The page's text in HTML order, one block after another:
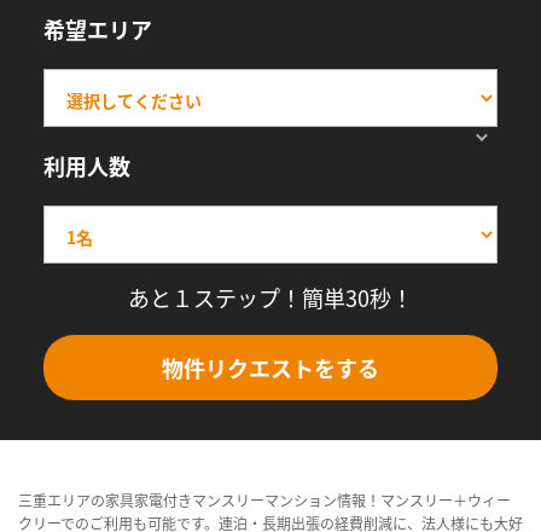
希望エリア
利用人数
あと１ステップ！簡単30秒！
物件リクエストをする
三重エリアの家具家電付きマンスリーマンション情報！マンスリー＋ウィー
クリーでのご利用も可能です。連泊・長期出張の経費削減に、法人様にも大好